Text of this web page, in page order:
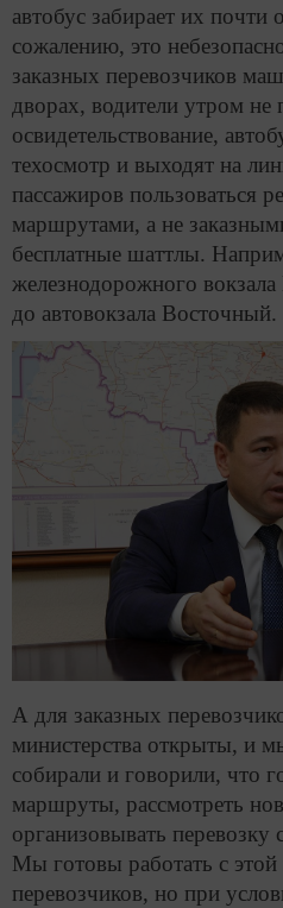
автобус забирает их почти
сожалению, это
заказных перевозчиков
дворах, водители утром не
освидетельствование,
техосмотр и выходят на
пассажиров пользоваться
маршрутами, а не
бесплатные шаттлы.
железнодорожного
до автовокзала Восточный.
А для заказных
министерства открыты, и
собирали и говорили, что
маршруты, рассмотреть
организовывать перевозку
Мы готовы работать с этой
перевозчиков, но при